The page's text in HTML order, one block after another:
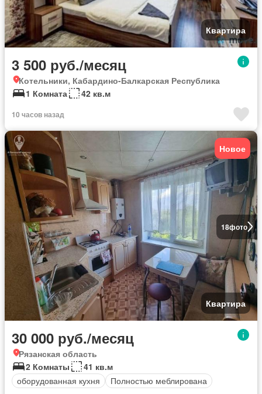
Квартира
3 500 руб./месяц
Котельники, Кабардино-Балкарская Республика
1 Комната
42 кв.м
10 часов назад
18фото
Новое
Квартира
30 000 руб./месяц
Рязанская область
2 Комнаты
41 кв.м
оборудованная кухня
Полностью меблирована